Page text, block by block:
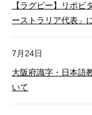
【ラグビー】リポ
ーストラリア代表」
7月24日
大阪府識字・日本語
いて